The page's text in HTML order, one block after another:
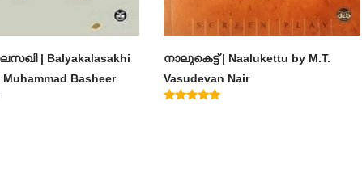
| Balyakalasakhi
Muhammad Basheer
നാലുകെട്ട് | Naalukettu by M.T.
Vasudevan Nair